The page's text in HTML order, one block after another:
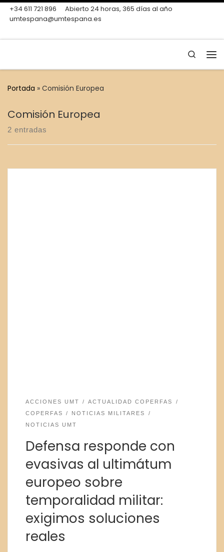
Skip to content
+34 611 721 896
Abierto 24 horas, 365 días al año
umtespana@umtespana.es
Search
Portada » Comisión Europea
Comisión Europea
2 entradas
ACCIONES UMT
ACTUALIDAD COPERFAS
COPERFAS
NOTICIAS MILITARES
NOTICIAS UMT
Defensa responde con
evasivas al ultimátum
europeo sobre
temporalidad militar:
exigimos soluciones
reales